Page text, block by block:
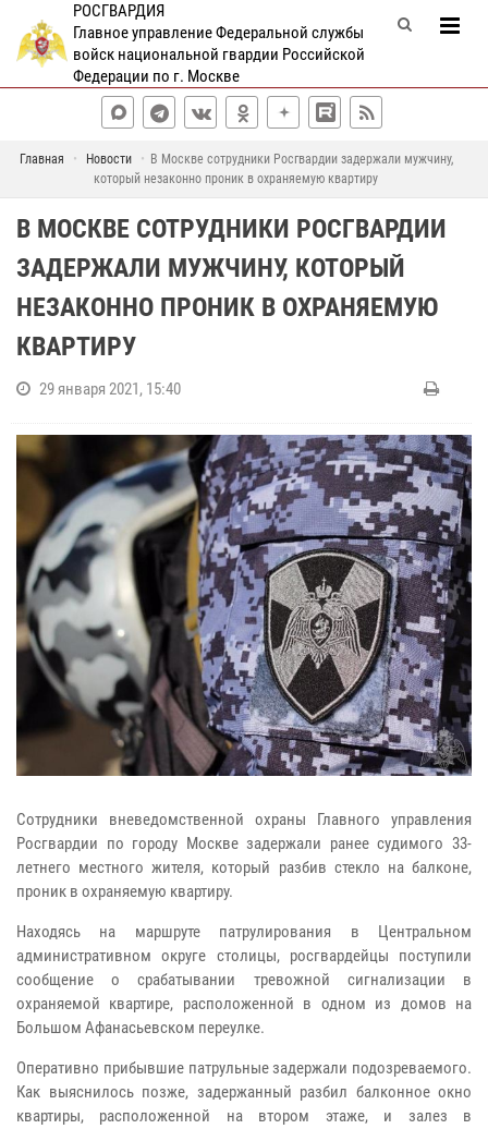
РОСГВАРДИЯ
Главное управление Федеральной службы
войск национальной гвардии Российской
Федерации по г. Москве
Главная Новости
В Москве сотрудники Росгвардии задержали мужчину,
который незаконно проник в охраняемую квартиру
В МОСКВЕ СОТРУДНИКИ РОСГВАРДИИ
ЗАДЕРЖАЛИ МУЖЧИНУ, КОТОРЫЙ
НЕЗАКОННО ПРОНИК В ОХРАНЯЕМУЮ
КВАРТИРУ
29 января 2021, 15:40
Сотрудники вневедомственной охраны Главного управления
Росгвардии по городу Москве задержали ранее судимого 33-
летнего местного жителя, который разбив стекло на балконе,
проник в охраняемую квартиру.
Находясь на маршруте патрулирования в Центральном
административном округе столицы, росгвардейцы поступили
сообщение о срабатывании тревожной сигнализации в
охраняемой квартире, расположенной в одном из домов на
Большом Афанасьевском переулке.
Оперативно прибывшие патрульные задержали подозреваемого.
Как выяснилось позже, задержанный разбил балконное окно
квартиры, расположенной на втором этаже, и залез в